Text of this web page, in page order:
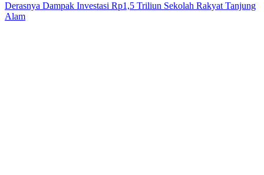
Derasnya Dampak Investasi Rp1,5 Triliun Sekolah Rakyat Tanjung
Alam